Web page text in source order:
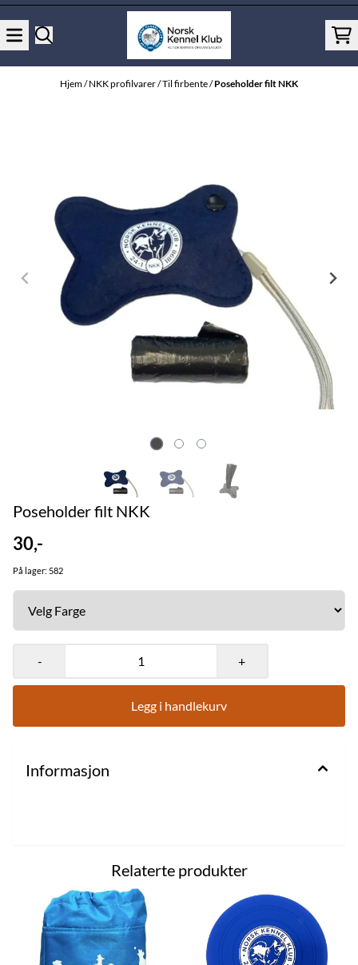
Hjem/NKK profilvarer/Til firbente/Poseholder filt NKK
Poseholder filt NKK
30,-
På lager: 582
- +
Legg i handlekurv
Informasjon
Relaterte produkter